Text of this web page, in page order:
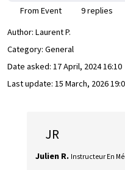
From Event 9 replies
Author: Laurent P.
Category: General
Date asked: 17 April, 2024 16:10
Last update: 15 March, 2026
JR
Julien R. Instructeur En